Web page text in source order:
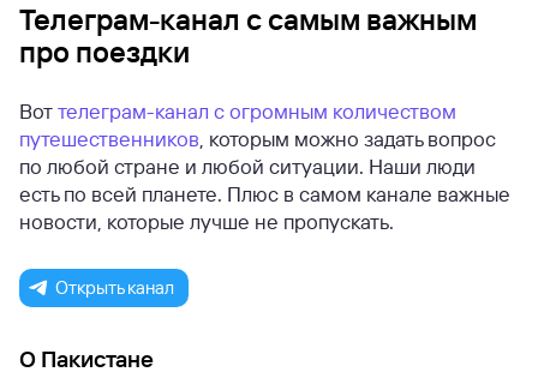
Телеграм-канал с самым важным
про поездки
Воттелеграм-канал с огромным количеством
путешественников , которым можно задать вопрос
по любой стране и любой ситуации. Наши люди
есть по всей планете. Плюс в самом канале важные
новости, которые лучше не пропускать.
Открыть канал
О Пакистане